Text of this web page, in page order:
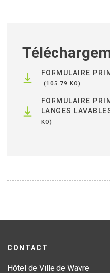
FORMULAIRE
105.79 KO
FORMULAIRE
LANGES
KO
CONTACT
Hôtel de Ville de Wavre